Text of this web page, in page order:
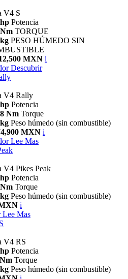
V4 S
Potencia
TORQUE
PESO HÚMEDO SIN
MXN i
Descubrir
V4 Rally
Potencia
Nm Torque
Peso húmedo (sin combustible)
MXN i
Lee Mas
V4 Pikes Peak
Potencia
Torque
Peso húmedo (sin combustible)
i
Lee Mas
V4 RS
Potencia
Torque
Peso húmedo (sin combustible)